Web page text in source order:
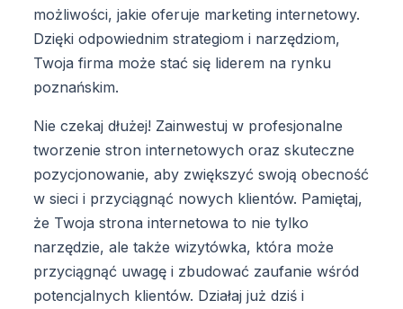
możliwości, jakie oferuje marketing internetowy.
Dzięki odpowiednim strategiom i narzędziom,
Twoja firma może stać się liderem na rynku
poznańskim.
Nie czekaj dłużej! Zainwestuj w profesjonalne
tworzenie stron internetowych oraz skuteczne
pozycjonowanie, aby zwiększyć swoją obecność
w sieci i przyciągnąć nowych klientów. Pamiętaj,
że Twoja strona internetowa to nie tylko
narzędzie, ale także wizytówka, która może
przyciągnąć uwagę i zbudować zaufanie wśród
potencjalnych klientów. Działaj już dziś i